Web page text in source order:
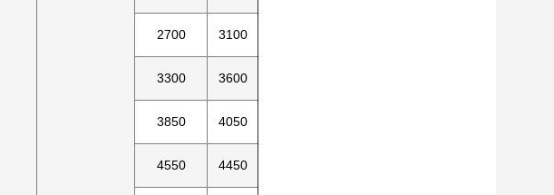
2700 3100
3300 3600
3850 4050
4550 4450